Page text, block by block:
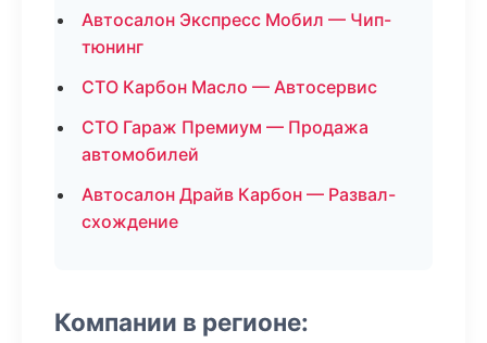
Автосалон Экспресс Мобил — Чип-
тюнинг
СТО Карбон Масло — Автосервис
СТО Гараж Премиум — Продажа
автомобилей
Автосалон Драйв Карбон — Развал-
схождение
Компании в регионе: